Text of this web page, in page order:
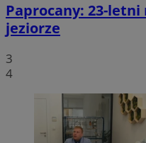
Paprocany: 23-letni
jeziorze
3
4